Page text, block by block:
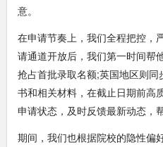
意。
在申请节奏上，我们全程把控，
请通道开放后，我们第一时间帮
抢占首批录取名额;英国地区则
书和相关材料，在截止日期前高
申请状态，及时反馈最新动态，
期间，我们也根据院校的隐性偏